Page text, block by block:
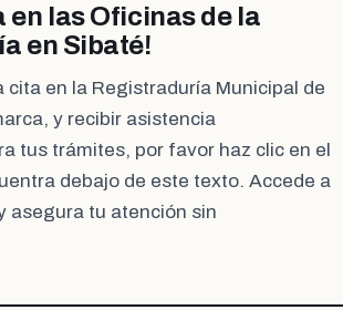
en las Oficinas de la
en Sibaté!
cita en la Registraduría Municipal de
y recibir asistencia
tus trámites, por favor haz clic en el
debajo de este texto. Accede a
asegura tu atención sin